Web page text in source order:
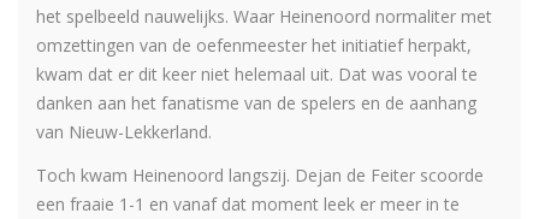
het spelbeeld nauwelijks. Waar Heinenoord normaliter met
omzettingen van de oefenmeester het initiatief herpakt,
kwam dat er dit keer niet helemaal uit. Dat was vooral te
danken aan het fanatisme van de spelers en de aanhang
van Nieuw-Lekkerland.
Toch kwam Heinenoord langszij. Dejan de Feiter scoorde
een fraaie 1-1 en vanaf dat moment leek er meer in te